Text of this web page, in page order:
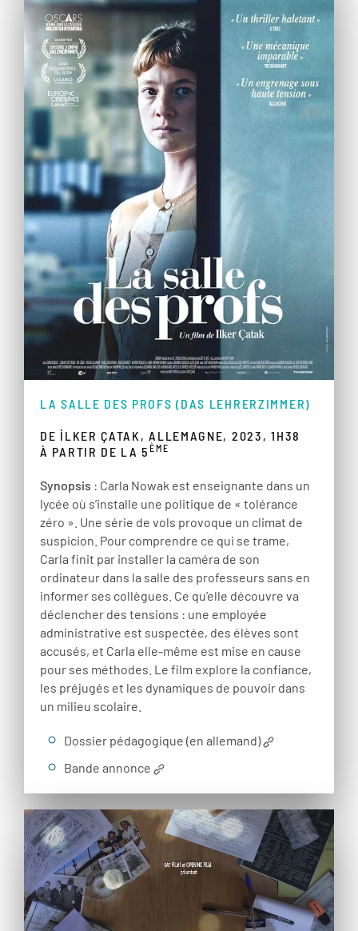
LA SALLE DES PROFS (DAS LEHRERZIMMER)
DE İLKER ÇATAK, ALLEMAGNE, 2023, 1H38
À PARTIR DE LA 5ÈME
Synopsis : Carla Nowak est enseignante dans un
lycée où s’installe une politique de « tolérance
zéro ». Une série de vols provoque un climat de
suspicion. Pour comprendre ce qui se trame,
Carla finit par installer la caméra de son
ordinateur dans la salle des professeurs sans en
informer ses collègues. Ce qu’elle découvre va
déclencher des tensions : une employée
administrative est suspectée, des élèves sont
accusés, et Carla elle-même est mise en cause
pour ses méthodes. Le film explore la confiance,
les préjugés et les dynamiques de pouvoir dans
un milieu scolaire.
Dossier pédagogique (en allemand)
Bande annonce